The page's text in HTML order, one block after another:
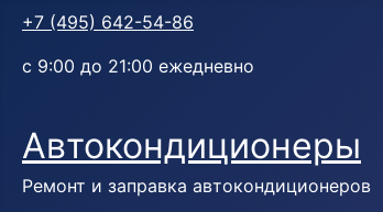
+7 (495) 642-54-86
с 9:00 до 21:00 ежедневно
Автокондиционеры
Ремонт и заправка автокондиционеров